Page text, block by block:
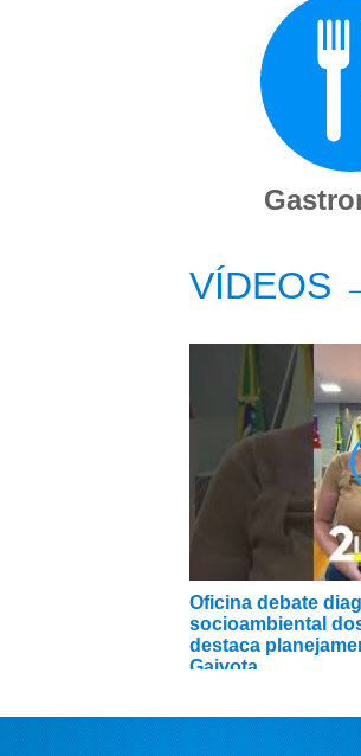
VÍDEOS
Oficina debate
socioambiental
destaca
Gaivota